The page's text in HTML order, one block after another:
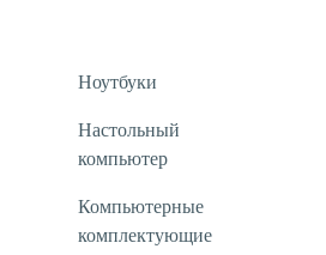
Ноутбуки
Настольный
компьютер
Компьютерные
комплектующие